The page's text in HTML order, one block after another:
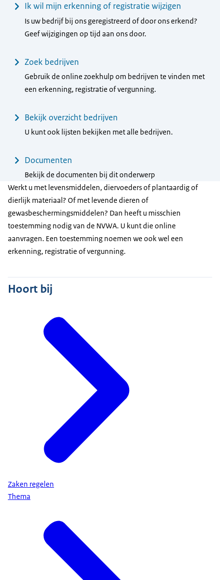
Ik wil mijn erkenning of registratie wijzigen
Is uw bedrijf bij ons geregistreerd of door ons erkend?
Geef wijzigingen op tijd aan ons door.
Zoek bedrijven
Gebruik de online zoekhulp om bedrijven te vinden met
een erkenning, registratie of vergunning.
Bekijk overzicht bedrijven
U kunt ook lijsten bekijken met alle bedrijven.
Documenten
Bekijk de documenten bij dit onderwerp
Werkt u met levensmiddelen, diervoeders of plantaardig of
dierlijk materiaal? Of met levende dieren of
gewasbeschermingsmiddelen? Dan heeft u misschien
toestemming nodig van de NVWA. U kunt die online
aanvragen. Een toestemming noemen we ook wel een
erkenning, registratie of vergunning.
Hoort bij
Zaken regelen
Thema